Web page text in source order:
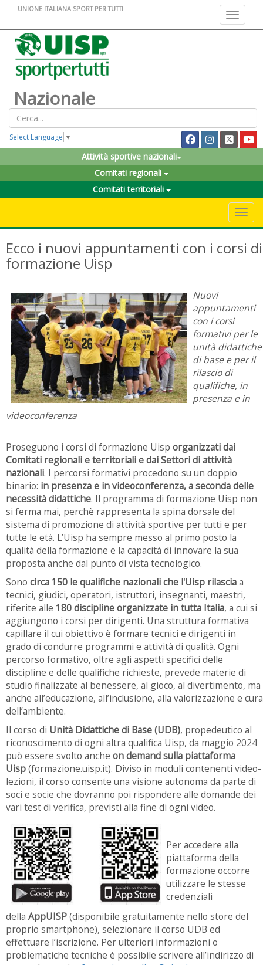
Toggle
UNIONE ITALIANA SPORT PER TUTTI
Nazionale
Select Language ▼
Attività sportive nazionali
Comitati regionali
Comitati territoriali
Ecco i nuovi appuntamenti con i corsi di
formazione Uisp
Nuovi
appuntamenti
con i corsi
formativi per le
unità didattiche
di base e per il
rilascio di
qualifiche, in
presenza e in
videoconferenza
Proseguono i corsi di formazione Uisp organizzati dai
Comitati regionali e territoriali e dai Settori di attività
nazionali. I percorsi formativi procedono su un doppio
binario: in presenza e in videoconferenza, a seconda delle
necessità didattiche. Il programma di formazione Uisp non
si ferma mai, perchè rappresenta la spina dorsale del
sistema di promozione di attività sportive per tutti e per
tutte le età. L’Uisp ha sempre messo al primo posto la
qualità della formazione e la capacità di innovare la sua
proposta anche dal punto di vista tecnologico.
Sono circa 150 le qualifiche nazionali che l'Uisp rilasciaa
tecnici, giudici, operatori, istruttori, insegnanti, maestri,
riferite alle 180 discipline organizzate in tutta Italia, a cui si
aggiungono i corsi per dirigenti. Una struttura formativa
capillare il cui obiettivo è formare tecnici e dirigenti in
grado di condurre programmi e attività di qualità. Ogni
percorso formativo, oltre agli aspetti specifici delle
discipline e delle qualifiche richieste, prevede materie di
studio finalizzate al benessere, al gioco, al divertimento, ma
anche all’educazione, all’inclusione, alla valorizzazione e cura
dell’ambiente.
Il corso di Unità Didattiche di Base (UDB), propedeutico al
riconoscimento di ogni altra qualifica Uisp, da maggio 2024
può essere svolto anche on demand sulla piattaforma
Uisp(formazione.uisp.it). Diviso in moduli contenenti video-
lezioni, il corso consente una visione autonoma da parte di
soci e socie che dovranno poi rispondere alle domande dei
vari test di verifica, previsti alla fine di ogni video.
Per accedere alla
piattaforma della
formazione occorre
utilizzare le stesse
credenziali
della AppUISP(disponibile gratuitamente nello store del
proprio smartphone), selezionare il corso UDB ed
effettuare l’iscrizione. Per ulteriori informazioni o
problematiche tecniche è possibile scrivere all’indirizzo di